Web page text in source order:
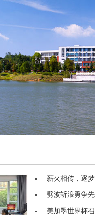
薪火相传，逐
劈波斩浪勇争
美加墨世界杯